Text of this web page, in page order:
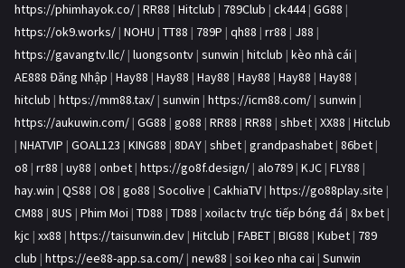
https://phimhayok.co/ | RR88 | Hitclub | 789Club | ck444| GG88 |
https://ok9.works/ | NOHU | TT88 | 789P | qh88 | rr88 | J88 |
https://gavangtv.llc/ | luongsontv | sunwin | hitclub | kèo nhà cái |
AE888 Đăng Nhập | Hay88 | Hay88 | Hay88 | Hay88 | Hay88 | Hay88 |
hitclub | https://mm88.tax/ | sunwin | https://icm88.com/ | sunwin |
https://aukuwin.com/ | GG88 | go88 | RR88 | RR88 | shbet | XX88 | Hitclub
| NHATVIP | GOAL123 | KING88 | 8DAY | shbet | grandpashabet | 86bet |
o8 | rr88 | uy88 | onbet | https://go8f.design/ | alo789 | KJC | FLY88 |
hay.win | QS88 | O8 | go88 | Socolive | CakhiaTV | https://go88play.site |
CM88 | 8US | Phim Moi | TD88 | TD88 | xoilactv trực tiếp bóng đá | 8x bet |
kjc | xx88 | https://taisunwin.dev | Hitclub | FABET | BIG88 | Kubet | 789
club | https://ee88-app.sa.com/ | new88 | soi keo nha cai | Sunwin